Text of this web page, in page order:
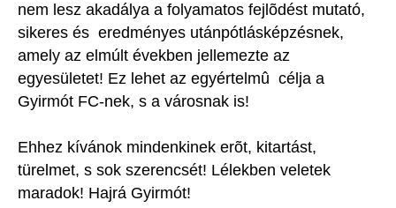
nem lesz akadálya a folyamatos fejlõdést mutató,
sikeres és eredményes utánpótlásképzésnek,
amely az elmúlt években jellemezte az
egyesületet! Ez lehet az egyértelmû célja a
Gyirmót FC-nek, s a városnak is!
Ehhez kívánok mindenkinek erõt, kitartást,
türelmet, s sok szerencsét! Lélekben veletek
maradok! Hajrá Gyirmót!